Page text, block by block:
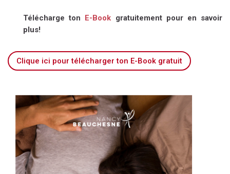
Télécharge ton E-Book gratuitement pour en savoir
plus!
Clique ici pour télécharger ton E-Book gratuit